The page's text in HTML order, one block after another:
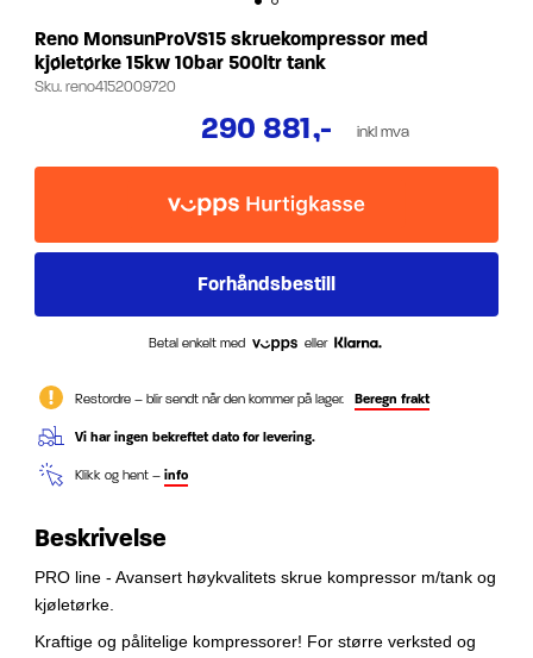
Reno MonsunProVS15 skruekompressor med
kjøletørke 15kw 10bar 500ltr tank
Sku.reno4152009720
290 881,- inkl mva
Betal enkelt med eller
Restordre – blir sendt når den kommer på lager. Beregn frakt
Vi har ingen bekreftet dato for levering.
Klikk og hent – info
Beskrivelse
PRO line - Avansert høykvalitets skrue kompressor m/tank og
kjøletørke.
Kraftige og pålitelige kompressorer! For større verksted og